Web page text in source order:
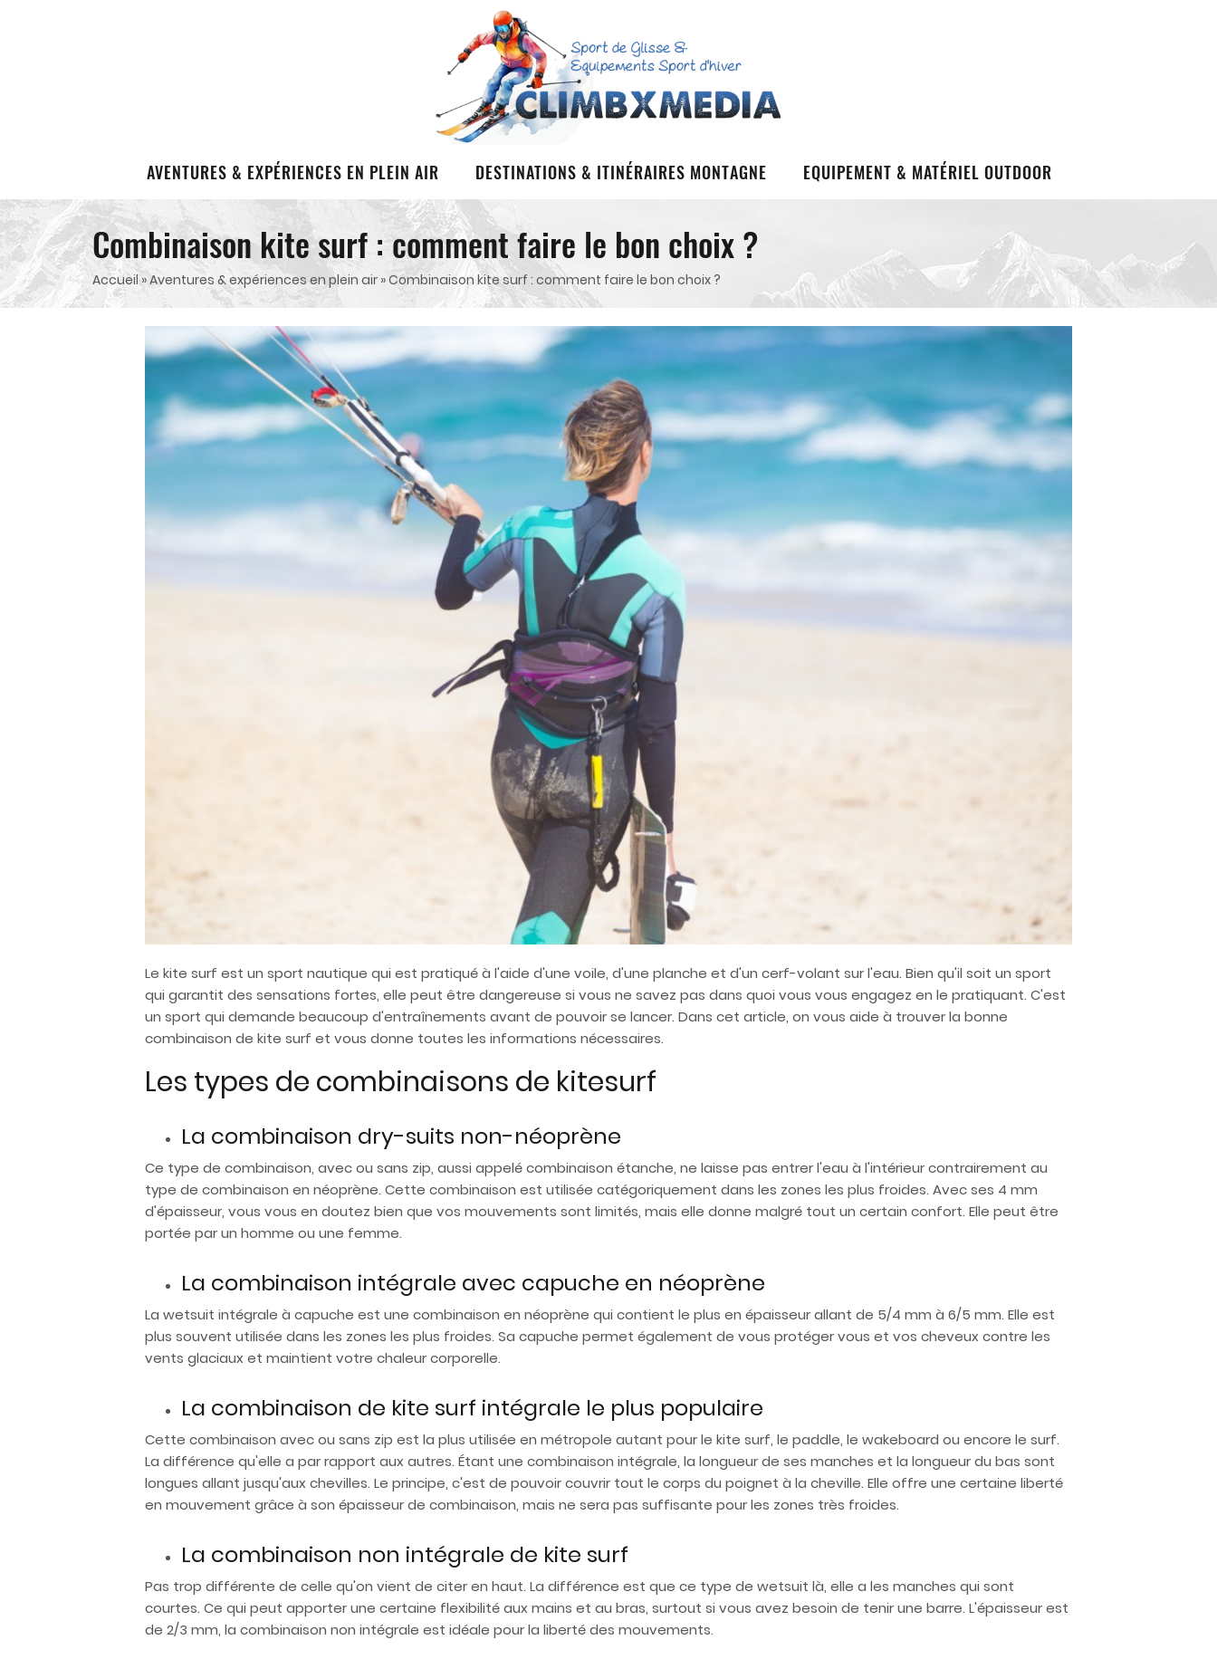
AVENTURES & EXPÉRIENCES EN PLEIN AIR DESTINATIONS & ITINÉRAIRES MONTAGNE EQUIPEMENT & MATÉRIEL OUTDOOR
Combinaison kite surf : comment faire le bon choix ?
Accueil»Aventures & expériences en plein air »Combinaison kite surf : comment faire le bon choix ?
Le kite surf est un sport nautique qui est pratiqué à l'aide d'une voile, d'une planche et d'un cerf-volant sur l'eau. Bien qu'il soit un sport
qui garantit des sensations fortes, elle peut être dangereuse si vous ne savez pas dans quoi vous vous engagez en le pratiquant. C'est
un sport qui demande beaucoup d'entraînements avant de pouvoir se lancer. Dans cet article, on vous aide à trouver la bonne
combinaison de kite surf et vous donne toutes les informations nécessaires.
Les types de combinaisons de kitesurf
La combinaison dry-suits non-néoprène
Ce type de combinaison, avec ou sans zip, aussi appelé combinaison étanche, ne laisse pas entrer l'eau à l'intérieur contrairement au
type de combinaison en néoprène. Cette combinaison est utilisée catégoriquement dans les zones les plus froides. Avec ses 4 mm
d'épaisseur, vous vous en doutez bien que vos mouvements sont limités, mais elle donne malgré tout un certain confort. Elle peut être
portée par un homme ou une femme.
La combinaison intégrale avec capuche en néoprène
La wetsuit intégrale à capuche est une combinaison en néoprène qui contient le plus en épaisseur allant de 5/4 mm à 6/5 mm. Elle est
plus souvent utilisée dans les zones les plus froides. Sa capuche permet également de vous protéger vous et vos cheveux contre les
vents glaciaux et maintient votre chaleur corporelle.
La combinaison de kite surf intégrale le plus populaire
Cette combinaison avec ou sans zip est la plus utilisée en métropole autant pour le kite surf, le paddle, le wakeboard ou encore le surf.
La différence qu'elle a par rapport aux autres. Étant une combinaison intégrale, la longueur de ses manches et la longueur du bas sont
longues allant jusqu'aux chevilles. Le principe, c'est de pouvoir couvrir tout le corps du poignet à la cheville. Elle offre une certaine liberté
en mouvement grâce à son épaisseur de combinaison, mais ne sera pas suffisante pour les zones très froides.
La combinaison non intégrale de kite surf
Pas trop différente de celle qu'on vient de citer en haut. La différence est que ce type de wetsuit là, elle a les manches qui sont
courtes. Ce qui peut apporter une certaine flexibilité aux mains et au bras, surtout si vous avez besoin de tenir une barre. L'épaisseur est
de 2/3 mm, la combinaison non intégrale est idéale pour la liberté des mouvements.